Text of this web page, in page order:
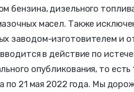
бензина, дизельного
масел. Также
заводом-изготовителем и
в действие по
опубликования, то
по 21 мая 2022 года. Мы